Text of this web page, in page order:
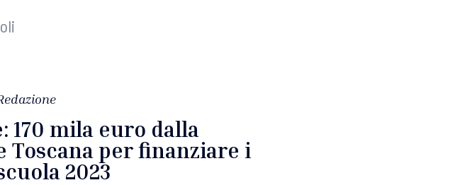
170 mila euro dalla
Toscana per finanziare i
2023